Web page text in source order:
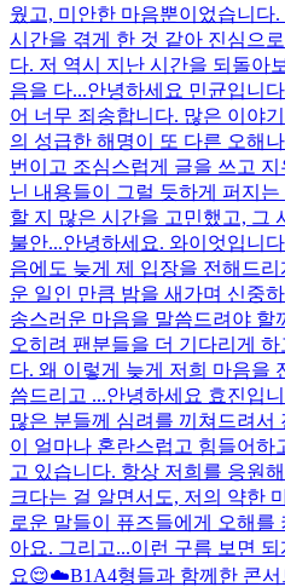
웠고, 미안한 마음뿐이었습니다
시간을 겪게 한 것 같아 진심으
다. 저 역시 지난 시간을 되돌아
음을 다...안녕하세요 민균입니
어 너무 죄송합니다. 많은 이야
의 성급한 해명이 또 다른 오해
번이고 조심스럽게 글을 쓰고
닌 내용들이 그럴 듯하게 퍼지
할 지 많은 시간을 고민했고, 그
불안...안녕하세요. 와이엇입니
음에도 늦게 제 입장을 전해드
운 일인 만큼 밤을 새가며 신중
송스러운 마음을 말씀드려야 할
오히려 팬분들을 더 기다리게
다. 왜 이렇게 늦게 저희 마음을
씀드리고 ...안녕하세요 효진입
많은 분들께 심려를 끼쳐드려서
이 얼마나 혼란스럽고 힘들어하
고 있습니다. 항상 저희를 응원
크다는 걸 알면서도, 저의 약한
로운 말들이 퓨즈들에게 오해를
아요. 그리고...이런 구름 보면
요😌☁️B1A4형들과 함께한 콘